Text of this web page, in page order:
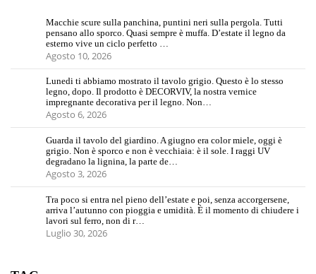
Macchie scure sulla panchina, puntini neri sulla pergola. Tutti
pensano allo sporco. Quasi sempre è muffa. D’estate il legno da
esterno vive un ciclo perfetto …
Agosto 10, 2026
Lunedi ti abbiamo mostrato il tavolo grigio. Questo è lo stesso
legno, dopo. Il prodotto è DECORVIV, la nostra vernice
impregnante decorativa per il legno. Non…
Agosto 6, 2026
Guarda il tavolo del giardino. A giugno era color miele, oggi è
grigio. Non è sporco e non è vecchiaia: è il sole. I raggi UV
degradano la lignina, la parte de…
Agosto 3, 2026
Tra poco si entra nel pieno dell’estate e poi, senza accorgersene,
arriva l’autunno con pioggia e umidità. È il momento di chiudere i
lavori sul ferro, non di r…
Luglio 30, 2026